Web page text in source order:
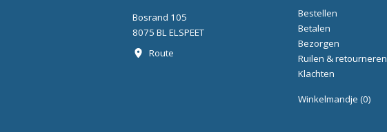
Bosrand 105
8075 BL ELSPEET
Route
Bestellen
Betalen
Bezorgen
Ruilen & retourneren
Klachten
Winkelmandje (0)